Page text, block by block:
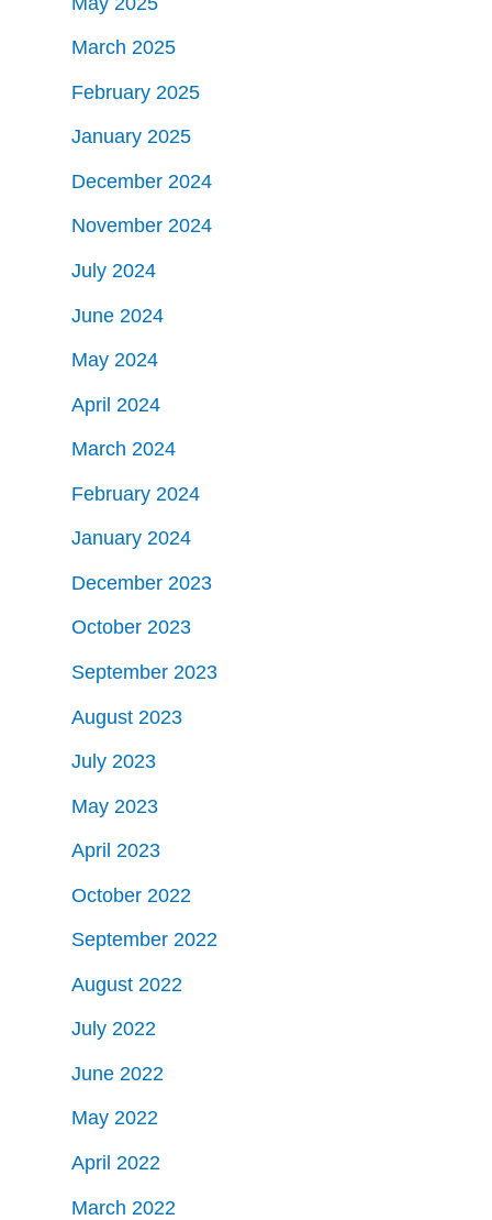
March 2025
February 2025
January 2025
December 2024
November 2024
July 2024
June 2024
May 2024
April 2024
March 2024
February 2024
January 2024
December 2023
October 2023
September 2023
August 2023
July 2023
May 2023
April 2023
October 2022
September 2022
August 2022
July 2022
June 2022
May 2022
April 2022
March 2022